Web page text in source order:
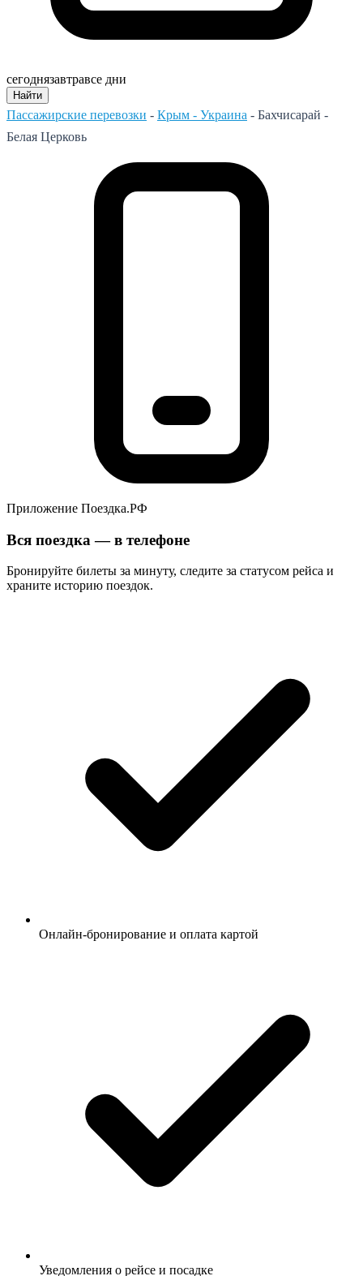
сегоднязавтравсе дни
Найти
Пассажирские перевозки - Крым - Украина - Бахчисарай -
Белая Церковь
Приложение Поездка.РФ
Вся поездка — в телефоне
Бронируйте билеты за минуту, следите за статусом рейса и
храните историю поездок.
Онлайн-бронирование и оплата картой
Уведомления о рейсе и посадке